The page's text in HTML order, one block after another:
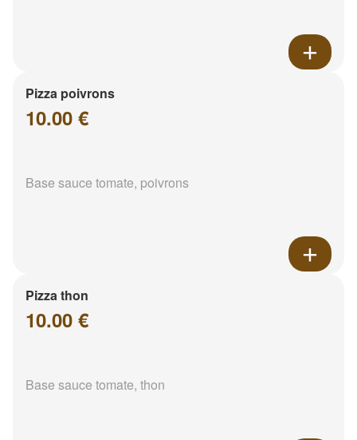
Pizza poivrons
10.00 €
Base sauce tomate, poivrons
Pizza thon
10.00 €
Base sauce tomate, thon